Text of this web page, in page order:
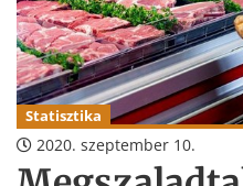
Statisztika
2020. szeptember 10.